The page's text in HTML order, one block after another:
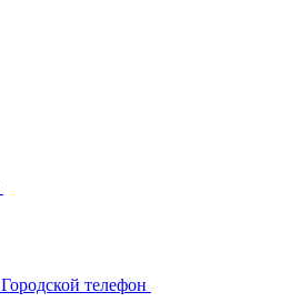
Городской телефон